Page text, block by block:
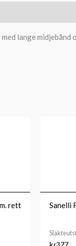
lange midjebånd
rett
Sanelli